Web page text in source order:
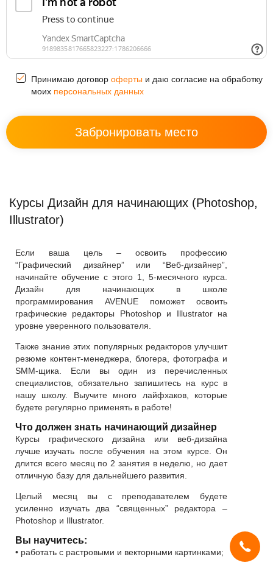
Принимаю договор оферты и даю согласие на обработку
моих персональных данных
Курсы Дизайн для начинающих (Photoshop,
Illustrator)
Если ваша цель – освоить профессию
“Графический дизайнер” или “Веб-дизайнер”,
начинайте обучение с этого 1, 5-месячного курса.
Дизайн для начинающих в школе
программирования AVENUE поможет освоить
графические редакторы Photoshop и Illustrator на
уровне уверенного пользователя.
Также знание этих популярных редакторов улучшит
резюме контент-менеджера, блогера, фотографа и
SMM-щика. Если вы один из перечисленных
специалистов, обязательно запишитесь на курс в
нашу школу. Выучите много лайфхаков, которые
будете регулярно применять в работе!
Что должен знать начинающий дизайнер
Курсы графического дизайна или веб-дизайна
лучше изучать после обучения на этом курсе. Он
длится всего месяц по 2 занятия в неделю, но дает
отличную базу для дальнейшего развития.
Целый месяц вы с преподавателем будете
усиленно изучать два “священных” редактора –
Photoshop и Illustrator.
Вы научитесь:
• работать с растровыми и векторными картинками;
Продолжая, вы принимаете условия.